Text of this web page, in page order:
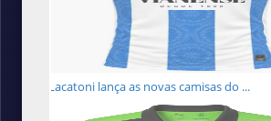
Lacatoni lança as novas camisas do ...